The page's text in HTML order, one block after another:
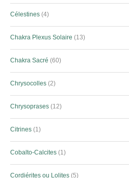
Célestines 4
Chakra Plexus Solaire 13
Chakra Sacré 60
Chrysocolles 2
Chrysoprases 12
Citrines 1
Cobalto-Calcites 1
Cordiérites ou Lolites 5